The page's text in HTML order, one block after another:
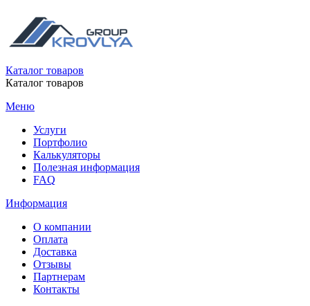
Каталог товаров
Каталог товаров
Меню
Услуги
Портфолио
Калькуляторы
Полезная информация
FAQ
Информация
О компании
Оплата
Доставка
Отзывы
Партнерам
Контакты